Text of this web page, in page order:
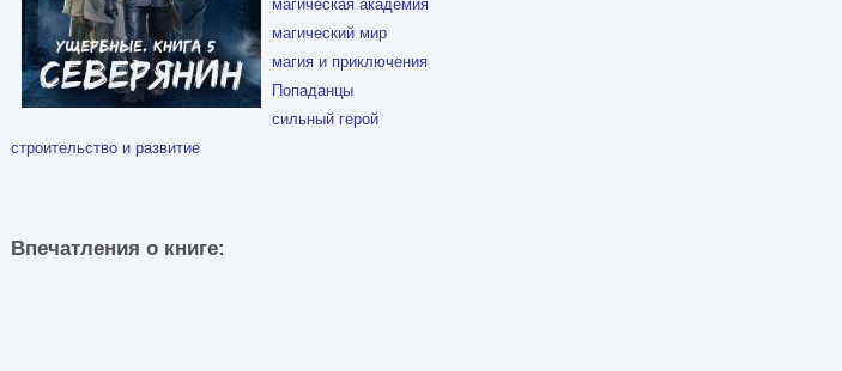
магическая академия
магический мир
магия и приключения
Попаданцы
сильный герой
строительство и развитие
Впечатления о книге: